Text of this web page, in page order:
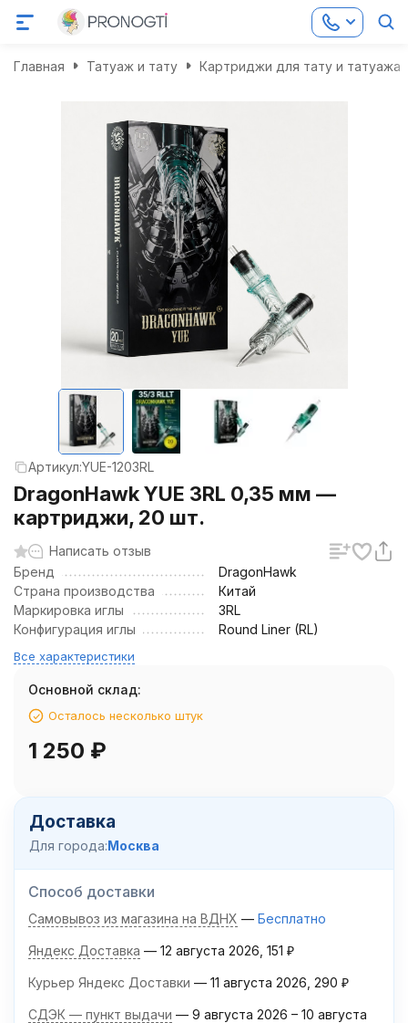
Главная Татуаж и тату Картриджи для тату и татуажа
Артикул:YUE-1203RL
DragonHawk YUE 3RL 0,35 мм —
картриджи, 20 шт.
Написать отзыв
Бренд
DragonHawk
Страна производства
Китай
Маркировка иглы
3RL
Конфигурация иглы
Round Liner (RL)
Все характеристики
Основной склад:
Осталось несколько штук
1 250 ₽
Доставка
Для города:Москва
Способ доставки
Самовывоз из магазина на ВДНХ Бесплатно
Яндекс Доставка 12 августа 2026 151 ₽
Курьер Яндекс Доставки 11 августа 2026 290 ₽
СДЭК — пункт выдачи 9 августа 2026 – 10 августа